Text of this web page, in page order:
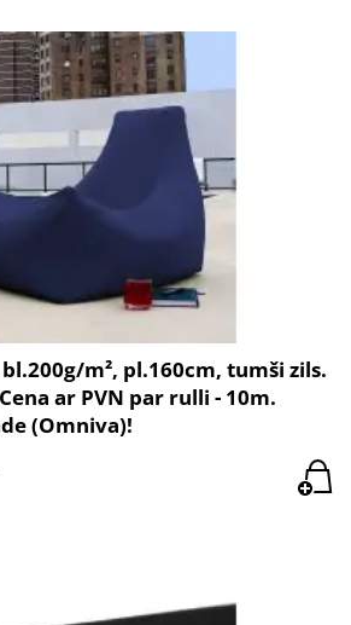
m², pl.160cm, tumši zils.
ar PVN par rulli - 10m.
(Omniva)!